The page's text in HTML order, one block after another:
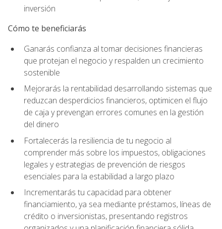
inversión
Cómo te beneficiarás
Ganarás confianza al tomar decisiones financieras
que protejan el negocio y respalden un crecimiento
sostenible
Mejorarás la rentabilidad desarrollando sistemas que
reduzcan desperdicios financieros, optimicen el flujo
de caja y prevengan errores comunes en la gestión
del dinero
Fortalecerás la resiliencia de tu negocio al
comprender más sobre los impuestos, obligaciones
legales y estrategias de prevención de riesgos
esenciales para la estabilidad a largo plazo
Incrementarás tu capacidad para obtener
financiamiento, ya sea mediante préstamos, líneas de
crédito o inversionistas, presentando registros